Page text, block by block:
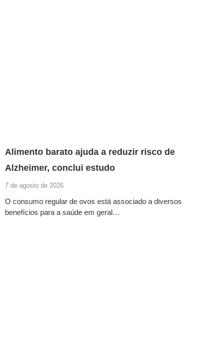
Alimento barato ajuda a reduzir risco de
Alzheimer, conclui estudo
7 de agosto de 2026
O consumo regular de ovos está associado a diversos
benefícios para a saúde em geral…